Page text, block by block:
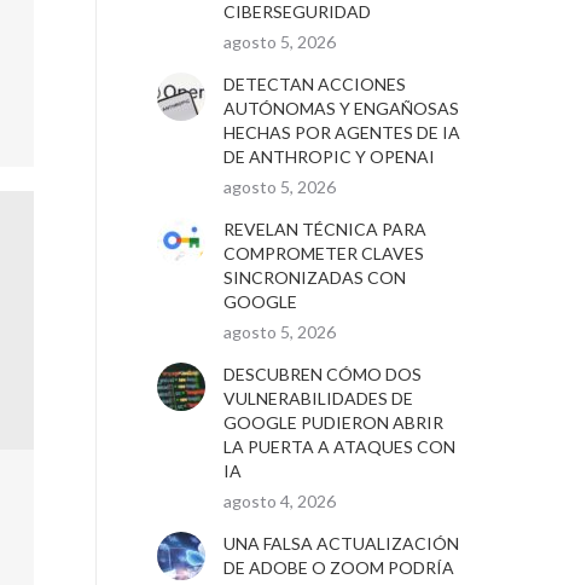
CIBERSEGURIDAD
agosto 5, 2026
DETECTAN ACCIONES
AUTÓNOMAS Y ENGAÑOSAS
HECHAS POR AGENTES DE IA
DE ANTHROPIC Y OPENAI
agosto 5, 2026
REVELAN TÉCNICA PARA
COMPROMETER CLAVES
SINCRONIZADAS CON
GOOGLE
agosto 5, 2026
DESCUBREN CÓMO DOS
VULNERABILIDADES DE
GOOGLE PUDIERON ABRIR
LA PUERTA A ATAQUES CON
IA
agosto 4, 2026
UNA FALSA ACTUALIZACIÓN
DE ADOBE O ZOOM PODRÍA